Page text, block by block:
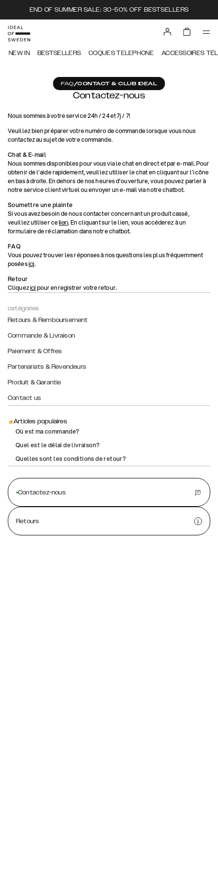
END OF SUMMER SALE: 30-50% OFF BESTSELLERS
NEW IN BESTSELLERS COQUES TELEPHONE ACCESSOIRES
FAQ/CONTACT & CLUB IDEAL
Contactez-nous
catégories
Retours & Remboursement
Commande & Livraison
Paiement & Offres
Partenariats & Revendeurs
Produit & Garantie
Contact us
Articles populaires
Où est ma commande?
Quel est le délai de livraison?
Quelles sont les conditions de retour?
Contactez-nous
Retours
Nous sommes à votre service 24h / 24 et 7j / 7!
Veuillez bien préparer votre numéro de commande lorsque vous nous
contactez au sujet de votre commande.
Chat & E-mail
Nous sommes disponibles pour vous via le chat en direct et par e-mail. Pour
obtenir de l’aide rapidement, veuillez utiliser le chat en cliquant sur l’icône
en bas à droite. En dehors de nos heures d’ouverture, vous pouvez parler à
notre service client virtuel ou envoyer un e-mail via notre chatbot.
Soumettre une plainte
Si vous avez besoin de nous contacter concernant un produit cassé,
veuillez utiliser celien. En cliquant sur le lien, vous accéderez à un
formulaire de réclamation dans notre chatbot.
FAQ
Vous pouvez trouver les réponses à nos questions les plus fréquemment
poséesici.
Retour
Cliquezici pour enregistrer votre retour.